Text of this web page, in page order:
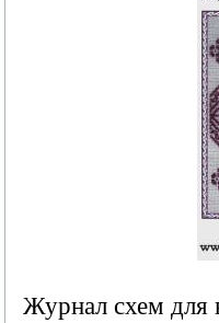
Журнал схем для